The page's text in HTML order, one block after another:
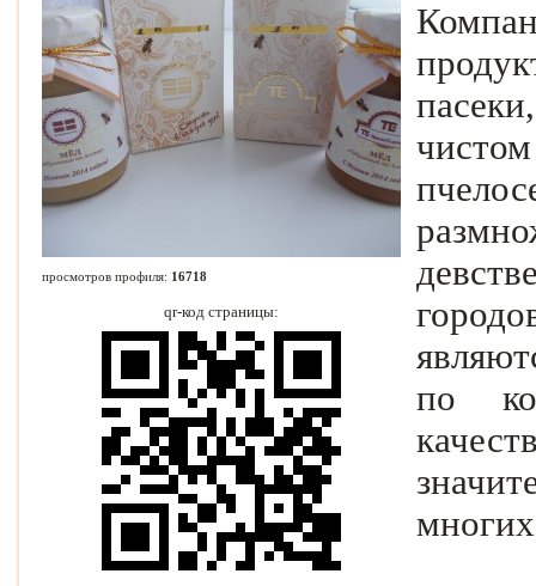
просмотров профиля: 16718
qr-код страницы:
по